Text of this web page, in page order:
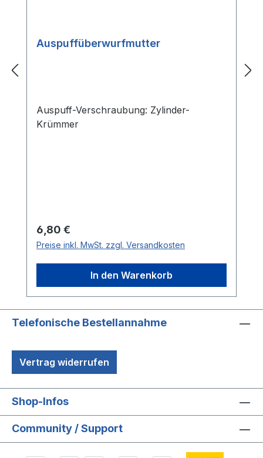
Auspuffüberwurfmutter
Auspuff-Verschraubung: Zylinder-
Krümmer
Regulärer Preis:
6,80 €
Preise inkl. MwSt. zzgl. Versandkosten
In den Warenkorb
Telefonische Bestellannahme
Vertrag widerrufen
Shop-Infos
Community / Support